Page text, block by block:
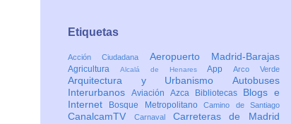
Etiquetas
Acción Ciudadana Aeropuerto Madrid-Barajas
Agricultura Alcalá de HenaresAppArco Verde
Arquitectura y Urbanismo Autobuses
Interurbanos Aviación Azca Bibliotecas Blogs e
Internet
Bosque MetropolitanoCamino de Santiago
CanalcamTV Carnaval Carreteras de Madrid